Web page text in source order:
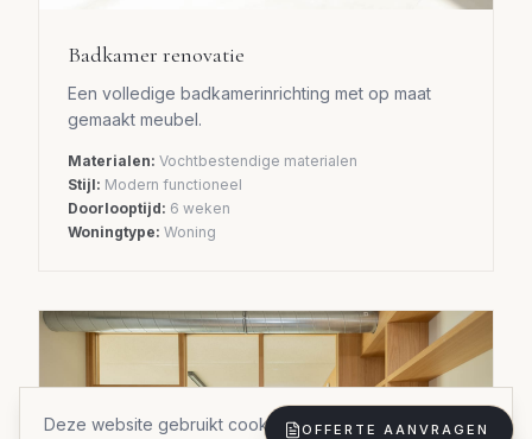
OFFERTE AANVRAGEN
Deze website gebruikt cookies om uw ervaring te
Badkamer renovatie
Een volledige badkamerinrichting met op maat
gemaakt meubel.
Materialen: Vochtbestendige materialen
Stijl: Modern functioneel
Doorlooptijd: 6 weken
Woningtype: Woning